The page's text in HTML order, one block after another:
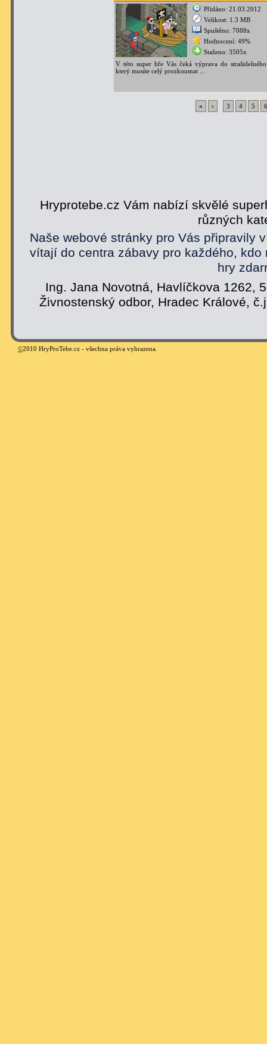
Přidáno: 21.03.2012
Velikost: 1.3 MB
Spuštěno: 7088x
Hodnocení: 49%
Staženo: 3505x
V této super hře Vás čeká výprava do
který musíte celý prozkoumat ...
« ‹ 3 4 5 6
Hryprotebe.cz Vám nabízí skvělé
různých
Naše webové stránky pro Vás připravily
vítají do centra zábavy pro každého,
hry
Ing. Jana Novotná, Havlíčkova 1262,
Živnostenský odbor, Hradec Králové,
©2010 HryProTebe.cz - všechna práva vyhrazena.